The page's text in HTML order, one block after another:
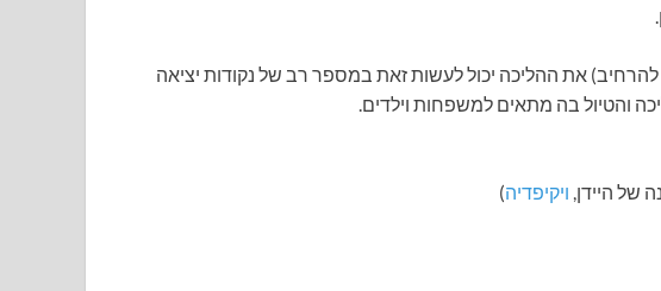
להרחיב) את ההליכה יכול לעשות זאת במספר רב של נקודות יציאה
והטיול בה מתאים למשפחות וילדים.
של היידן, ויקיפדיה)